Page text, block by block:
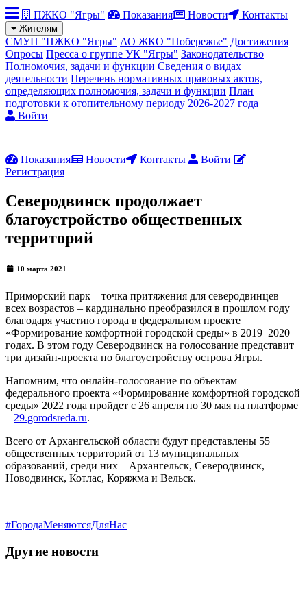
ПЖКО "Ягры" Показания Новости Контакты
Жителям
СМУП "ПЖКО "Ягры" АО ЖКО "Побережье" Достижения
Опросы Пресса о группе УК "Ягры" Законодательство
Полномочия, задачи и функции Сведения о видах
деятельности Перечень нормативных правовых актов,
определяющих полномочия, задачи и функции План
подготовки к отопительному периоду 2026-2027 года
Войти
Показания Новости Контакты
Войти
Регистрация
Северодвинск продолжает
благоустройство общественных
территорий
10 марта 2021
Приморский парк – точка притяжения для северодвинцев
всех возрастов – кардинально преобразился в прошлом году
благодаря участию города в федеральном проекте
«Формирование комфортной городской среды» в 2019–2020
годах. В этом году Северодвинск на голосование представит
три дизайн-проекта по благоустройству острова Ягры.
Напомним, что онлайн-голосование по объектам
федерального проекта «Формирование комфортной городской
среды» 2022 года пройдет с 26 апреля по 30 мая на платформе
– 29.gorodsreda.ru.
Всего от Архангельской области будут представлены 55
общественных территорий от 13 муниципальных
образований, среди них – Архангельск, Северодвинск,
Новодвинск, Котлас, Коряжма и Вельск.
#ГородаМеняютсяДляНас
Другие новости